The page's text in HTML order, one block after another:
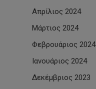
Απρίλιος 2024
Μάρτιος 2024
Φεβρουάριος 2024
Ιανουάριος 2024
Δεκέμβριος 2023